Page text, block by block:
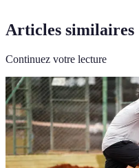
Articles similaires
Continuez votre lecture